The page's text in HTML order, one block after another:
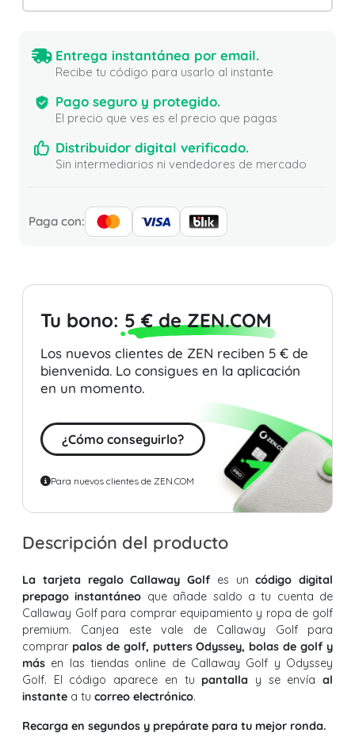
Entrega instantánea por email.
Recibe tu código para usarlo al instante
Pago seguro y protegido.
El precio que ves es el precio que pagas
Distribuidor digital verificado.
Sin intermediarios ni vendedores de mercado
Paga con:
Tu bono: 5 € de ZEN.COM
Los nuevos clientes de ZEN reciben 5 € de
bienvenida. Lo consigues en la aplicación
en un momento.
¿Cómo conseguirlo?
Para nuevos clientes de ZEN.COM
Descripción del producto
La tarjeta regalo Callaway Golf es uncódigo digital
prepago instantáneo que añade saldo a tu cuenta de
Callaway Golf para comprar equipamiento y ropa de golf
premium. Canjea este vale de Callaway Golf para
comprar palos de golf, putters Odyssey, bolas de golf y
más en las tiendas online de Callaway Golf y Odyssey
Golf. El código aparece en tu pantalla y se envíaal
instante a tu correo electrónico.
Recarga en segundos y prepárate para tu mejor ronda.